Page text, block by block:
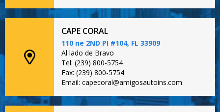
CAPE CORAL
110 ne 2ND PI #104, FL 33909
Al lado de Bravo
Tel: (239) 800-5754
Fax: (239) 800-5754
Email: capecoral@amigosautoins.com